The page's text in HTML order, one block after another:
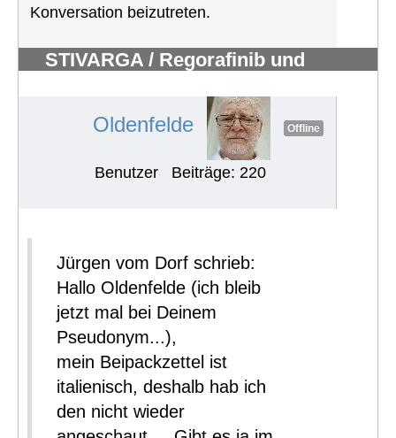
Konversation beizutreten.
STIVARGA / Regorafinib und
Oldenfelde Offline
Benutzer Beiträge: 220
Jürgen vom Dorf schrieb:
Hallo Oldenfelde (ich bleib
jetzt mal bei Deinem
Pseudonym...),
mein Beipackzettel ist
italienisch, deshalb hab ich
den nicht wieder